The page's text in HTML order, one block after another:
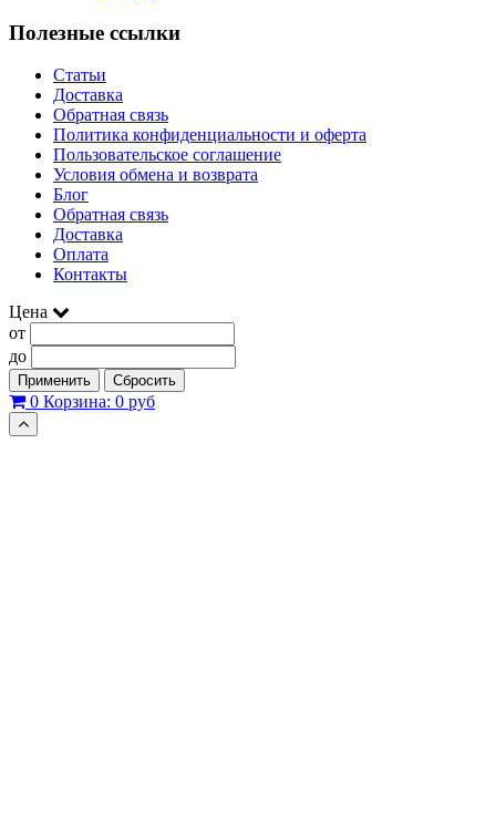
Полезные ссылки
Статьи
Доставка
Обратная связь
Политика конфиденциальности и оферта
Пользовательское соглашение
Условия обмена и возврата
Блог
Обратная связь
Доставка
Оплата
Контакты
Цена
от
до
Применить Сбросить
0 Корзина: 0 руб